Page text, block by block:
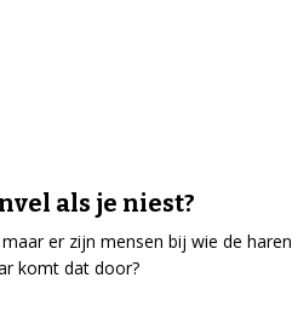
als je niest?
er zijn mensen bij wie de haren
komt dat door?